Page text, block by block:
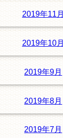
2019年11月
2019年10月
2019年9月
2019年8月
2019年7月